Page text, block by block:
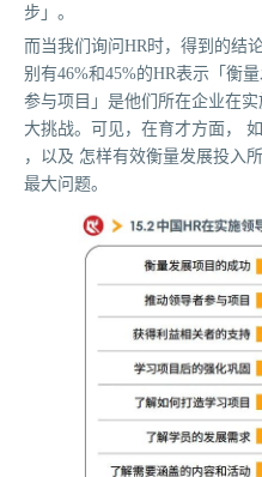
步」。
而当我们询问HR时，得到的结
别有46%和45%的HR表示「衡
参与项目」是他们所在企业在
大挑战。可见，在育才方面，
，以及 怎样有效衡量发展投入
最大问题。